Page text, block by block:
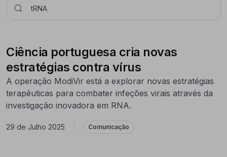
Ciência portuguesa cria novas
estratégias contra vírus
A operação ModiVir está a explorar novas estratégias
terapêuticas para combater infeções virais através da
investigação inovadora em RNA.
29 de Julho 2025 Comunicação